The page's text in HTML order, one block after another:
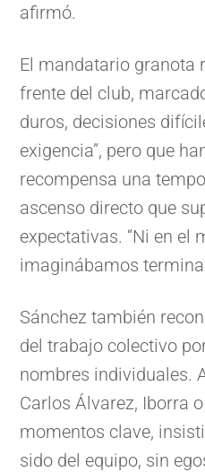
afirmó.
El mandatario granota
frente del club,
duros, decisiones
exigencia”, pero que
recompensa una
ascenso directo que
expectativas. “Ni en el
imaginábamos
Sánchez también
del trabajo colectivo
nombres individuales.
Carlos Álvarez, Iborra
momentos clave,
sido del equipo, sin